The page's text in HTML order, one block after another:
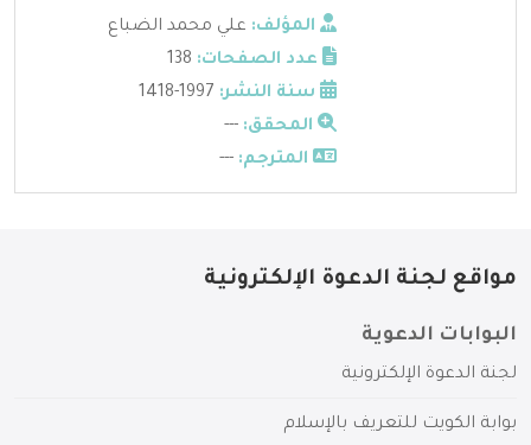
المؤلف: علي محمد الضباع
عدد الصفحات:
سنة النشر:
المحقق: ---
المترجم: ---
مواقع لجنة الدعوة الإلكترونية
البوابات الدعوية
لجنة الدعوة الإلكترونية
بوابة الكويت للتعريف بالإسلام